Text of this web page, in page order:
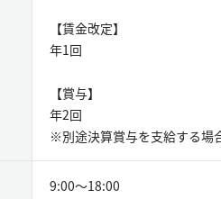
【賃金改定】
年1回
【賞与】
年2回
※別途決算賞与を支給する場
9:00～18:00